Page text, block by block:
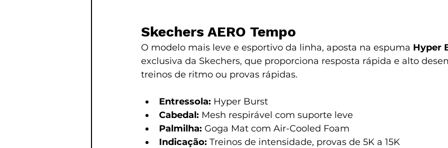
Skechers AERO Tempo
O modelo mais leve e esportivo da linha, aposta na espuma Hyper
exclusiva da Skechers, que proporciona resposta rápida e alto
treinos de ritmo ou provas rápidas.
Entressola: Hyper Burst
Cabedal: Mesh respirável com suporte leve
Palmilha: Goga Mat com Air-Cooled Foam
Indicação: Treinos de intensidade, provas de 5K a 15K